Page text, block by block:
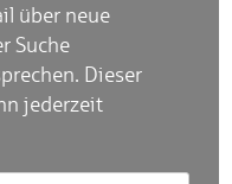
über neue
Suche
Dieser
jederzeit